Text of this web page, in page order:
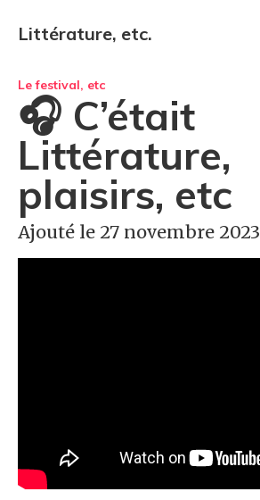
Littérature, etc.
Le festival, etc
🎧 C’était
Littérature,
plaisirs, etc
Ajouté le 27 novembre 2023